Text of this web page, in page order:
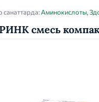
санаттарда:Аминокислоты,
смесь